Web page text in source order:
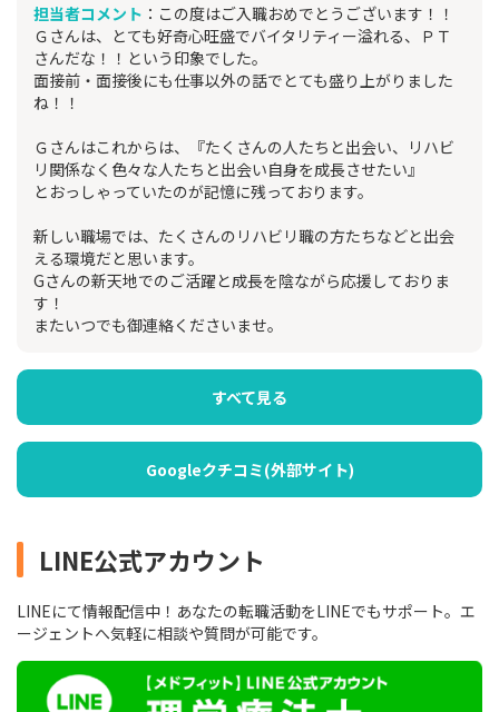
担当者コメント ：この度はご入職おめでとうございます！！
Ｇさんは、とても好奇心旺盛でバイタリティー溢れる、ＰＴ
さんだな！！という印象でした。
面接前・面接後にも仕事以外の話でとても盛り上がりました
ね！！
Ｇさんはこれからは、『たくさんの人たちと出会い、リハビ
リ関係なく色々な人たちと出会い自身を成長させたい』
とおっしゃっていたのが記憶に残っております。
新しい職場では、たくさんのリハビリ職の方たちなどと出会
える環境だと思います。
Gさんの新天地でのご活躍と成長を陰ながら応援しておりま
す！
またいつでも御連絡くださいませ。
すべて見る
Googleクチコミ(外部サイト)
LINE公式アカウント
LINEにて情報配信中！あなたの転職活動をLINEでもサポート。エ
ージェントへ気軽に相談や質問が可能です。